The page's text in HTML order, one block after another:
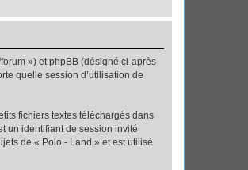
») et phpBB (désigné ci-après
quelle session d’utilisation de
fichiers textes téléchargés dans
un identifiant de session invité
de « Polo - Land » et est utilisé